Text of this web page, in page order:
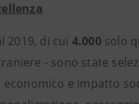
2019, di cui 4.000 solo
- sono state
e impatto